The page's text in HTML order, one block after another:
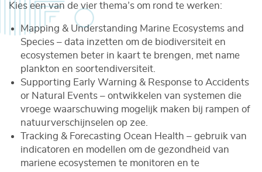
Kies een van de vier thema’s om rond te werken:
Mapping & Understanding Marine Ecosystems and
Species – data inzetten om de biodiversiteit en
ecosystemen beter in kaart te brengen, met name
plankton en soortendiversiteit.
Supporting Early Warning & Response to Accidents
or Natural Events – ontwikkelen van systemen die
vroege waarschuwing mogelijk maken bij rampen of
natuurverschijnselen op zee.
Tracking & Forecasting Ocean Health – gebruik van
indicatoren en modellen om de gezondheid van
mariene ecosystemen te monitoren en te